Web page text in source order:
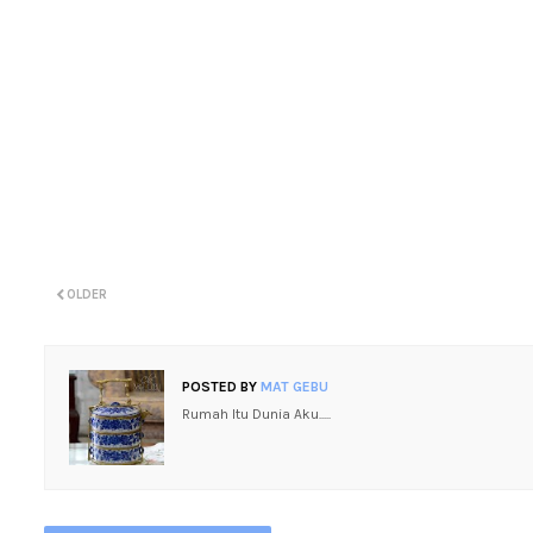
OLDER
POSTED BY MAT GEBU
Rumah Itu Dunia Aku.....